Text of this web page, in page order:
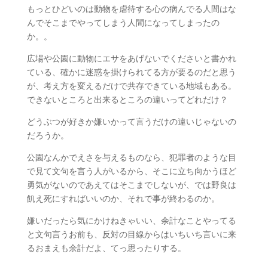
もっとひどいのは動物を虐待する心の病んでる人間はな
んでそこまでやってしまう人間になってしまったの
か。。
広場や公園に動物にエサをあげないでくださいと書かれ
ている、確かに迷惑を掛けられてる方が要るのだと思う
が、考え方を変えるだけで共存できている地域もある。
できないところと出来るところの違いってどれだけ？
どうぶつが好きか嫌いかって言うだけの違いじゃないの
だろうか。
公園なんかでえさを与えるものなら、犯罪者のような目
で見て文句を言う人がいるから、そこに立ち向かうほど
勇気がないのであえてはそこまでしないが、では野良は
飢え死にすればいいのか、それで事が終わるのか。
嫌いだったら気にかけねきゃいい、余計なことやってる
と文句言うお前も、反対の目線からはいちいち言いに来
るおまえも余計だよ、てっ思ったりする。